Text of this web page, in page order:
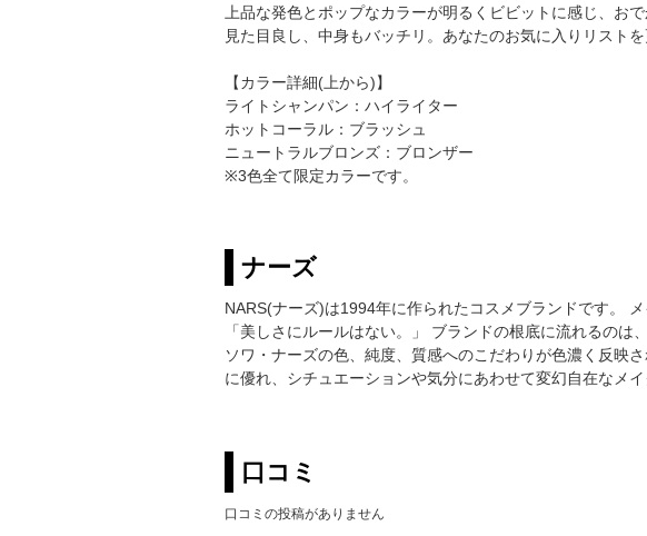
上品な発色とポップなカラーが明るくビビットに感じ、お
見た目良し、中身もバッチリ。あなたのお気に入りリストを
【カラー詳細(上から)】
ライトシャンパン：ハイライター
ホットコーラル：ブラッシュ
ニュートラルブロンズ：ブロンザー
※3色全て限定カラーです。
ナーズ
NARS(ナーズ)は1994年に作られたコスメブランドです。
「美しさにルールはない。」 ブランドの根底に流れるの
ソワ・ナーズの色、純度、質感へのこだわりが色濃く反映
に優れ、シチュエーションや気分にあわせて変幻自在なメ
口コミ
口コミの投稿がありません